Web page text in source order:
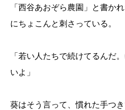
「西谷あおぞら農園」と書か
にちょこんと刺さっている。
「若い人たちで続けてるんだ
いよ」
葵はそう言って、慣れた手つ